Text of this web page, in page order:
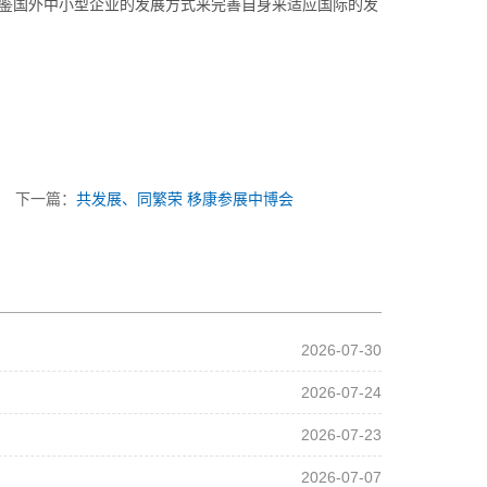
国外中小型企业的发展方式来完善自身来适应国际的发
下一篇： 共发展、同繁荣 移康参展中博会
2026-07-30
2026-07-24
2026-07-23
2026-07-07